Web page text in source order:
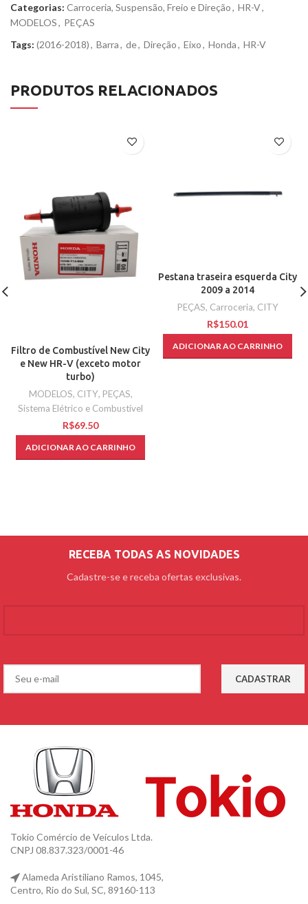
Categorias: Carroceria, Suspensão, Freio e Direção, HR-V,
MODELOS, PEÇAS
Tags: (2016-2018), Barra, de, Direção, Eixo, Honda, HR-V
PRODUTOS RELACIONADOS
Filtro de Combustível New City
e New HR-V (exceto motor
turbo)
MODELOS, CITY, PEÇAS,
Sistema Elétrico e Combustível
R$
ADICIONAR AO CARRINHO
Pestana traseira esquerda City
2009 a 2014
PEÇAS, Carroceria, CITY
R$
ADICIONAR AO CARRINHO
RECEBA TODAS AS NOVIDADES
Cadastre-se e receba ofertas exclusivas.
Tokio Comércio de Veículos Ltda.
CNPJ 08.837.323/0001-46
Alameda Aristiliano Ramos, 1045,
Centro, Rio do Sul, SC, 89160-113